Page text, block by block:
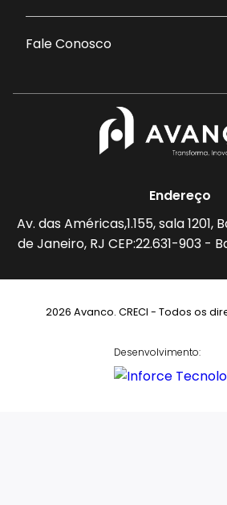
Fale Conosco
Endereço
Av. das Américas,1.155, sala 1201,
de Janeiro, RJ CEP:22.631-903 -
2026 Avanco. CRECI - Todos os
Desenvolvimento: